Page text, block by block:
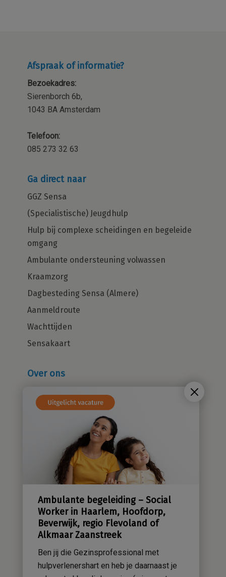
Ambulante begeleiding – Social
Worker in Haarlem, Hoofdorp,
Beverwijk, regio Flevoland of
Alkmaar Zaanstreek
Ben jij die Gezinsprofessional met
hulpverlenershart en heb je daarnaast je
Afspraak of informatie?
Bezoekadres:
Sierenborch 6b,
1043 BA Amsterdam
Telefoon:
085 273 32 63
Ga direct naar
GGZ Sensa
(Specialistische) Jeugdhulp
Hulp bij complexe scheidingen en begeleide
omgang
Ambulante ondersteuning volwassen
Kraamzorg
Dagbesteding Sensa (Almere)
Aanmeldroute
Wachttijden
Sensakaart
Over ons
Cliëntenraad
Sensatieve methodiek
Groene zorg
Stichting Sensa
Contact